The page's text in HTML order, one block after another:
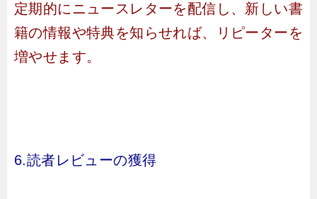
定期的にニュースレターを配信し、新しい書
籍の情報や特典を知らせれば、リピーターを
増やせます。
6.読者レビューの獲得